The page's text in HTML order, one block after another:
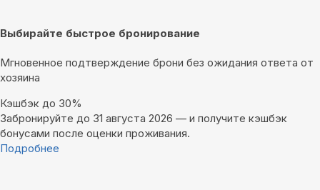
Выбирайте быстрое бронирование
Мгновенное подтверждение брони без ожидания ответа от
хозяина
Кэшбэк до 30%
Забронируйте до 31 августа 2026 — и получите кэшбэк
бонусами после оценки проживания.
Подробнее